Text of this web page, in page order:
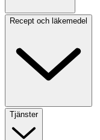
Recept och läkemedel
Tjänster